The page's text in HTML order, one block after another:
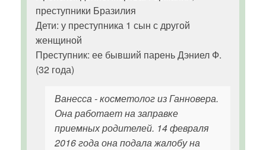
преступники Бразилия
Дети: у преступника 1 сын с другой
женщиной
Преступник: ее бывший парень Дэниел Ф.
(32 года)
Ванесса - косметолог из Ганновера.
Она работает на заправке
приемных родителей. 14 февраля
2016 года она подала жалобу на